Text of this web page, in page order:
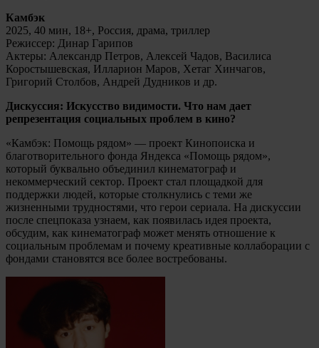
Камбэк
2025, 40 мин, 18+, Россия, драма, триллер
Режиссер: Динар Гарипов
Актеры: Александр Петров, Алексей Чадов, Василиса
Коростышевская, Илларион Маров, Хетаг Хинчагов,
Григорий Столбов, Андрей Дудников и др.
Дискуссия: Искусство видимости. Что нам дает
репрезентация социальных проблем в кино?
«Камбэк: Помощь рядом» — проект Кинопоиска и
благотворительного фонда Яндекса «Помощь рядом»,
который буквально объединил кинематограф и
некоммерческий сектор. Проект стал площадкой для
поддержки людей, которые столкнулись с теми же
жизненными трудностями, что герои сериала. На дискуссии
после спецпоказа узнаем, как появилась идея проекта,
обсудим, как кинематограф может менять отношение к
социальным проблемам и почему креативные коллаборации с
фондами становятся все более востребованы.